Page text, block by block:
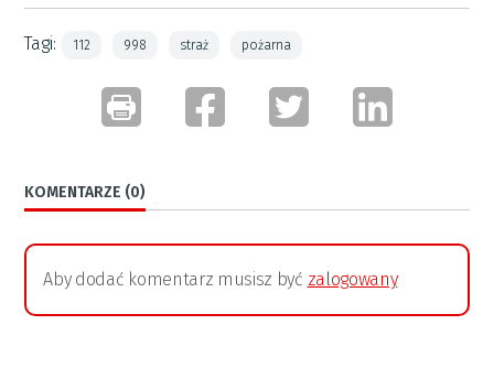
Tagi: 112 998 straż pożarna
KOMENTARZE (0)
Aby dodać komentarz musisz być zalogowany